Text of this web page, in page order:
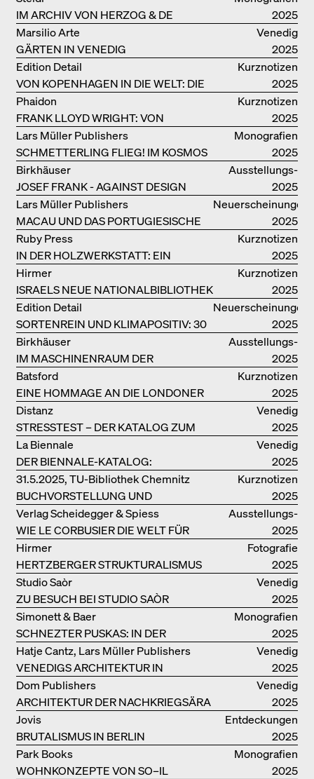
IM ARCHIV VON HERZOG & DE
MEURON
2025
Venedig
GÄRTEN IN VENEDIG
Marsilio Arte
2025
Kurznotizen
VON KOPENHAGEN IN DIE WELT: DIE
BJARKE INGELS GROUP
Edition Detail
2025
Kurznotizen
FRANK LLOYD WRIGHT: VON
FALLINGWATER BIS ZUM ROBBIE
HOUSE
Phaidon
2025
Monografien
SCHMETTERLING FLIEG! IM KOSMOS
VON EOOS
Lars Müller Publishers
2025
Ausstellungs­
kataloge
JOSEF FRANK - AGAINST DESIGN
Birkhäuser
2025
Neuerscheinungen
MACAU UND DAS PORTUGIESISCHE
KOLONIALERBE IN CHINA
Lars Müller Publishers
2025
Kurznotizen
IN DER HOLZWERKSTATT: EIN
HANDBUCH
Ruby Press
2025
Kurznotizen
ISRAELS NEUE NATIONALBIBLIOTHEK
Hirmer
2025
Neuerscheinungen
SORTENREIN UND KLIMAPOSITIV: 30
VORBILDLICHE
HOLZKONSTRUKTIONEN
Edition Detail
2025
Ausstellungs­
kataloge
IM MASCHINENRAUM DER
ARCHITEKTUR
Birkhäuser
2025
Kurznotizen
EINE HOMMAGE AN DIE LONDONER
SOUTH BANK
Batsford
2025
Venedig
STRESSTEST – DER KATALOG ZUM
DEUTSCHEN PAVILLON IN VENEDIG
Distanz
2025
Venedig
DER BIENNALE-KATALOG:
INTELLIGENS. NATURAL. ARTIFICIAL.
COLLECTIVE
La Biennale
2025
Kurznotizen
BUCHVORSTELLUNG UND
PODIUMSDISKUSSION FREI OTTO
31.5.2025, TU-Bibliothek Chemnitz
2025
Ausstellungs­
kataloge
WIE LE CORBUSIER DIE WELT FÜR
SICH ORDNET
Verlag Scheidegger & Spiess
2025
Fotografie
HERTZBERGER STRUKTURALISMUS
Hirmer
2025
Venedig
ZU BESUCH BEI STUDIO SAÒR
Studio Saòr
2025
Monografien
SCHNEZTER PUSKAS: IN DER
DRITTEN GENERATION
Simonett & Baer
2025
Venedig
VENEDIGS ARCHITEKTUR IN
ELEMENTEN UND DIE STADT ALS
REALITÄT
Hatje Cantz, Lars Müller Publishers
2025
Venedig
ARCHITEKTUR DER NACHKRIEGSÄRA
IN VENEDIG
Dom Publishers
2025
Entdeckungen
BRUTALISMUS IN BERLIN
Jovis
2025
Monografien
WOHNKONZEPTE VON SO–IL
Park Books
2025